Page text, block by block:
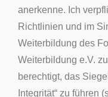
anerkenne. Ich
Richtlinien und im
Weiterbildung des
Weiterbildung e.V.
berechtigt, das
Integrität“ zu führen